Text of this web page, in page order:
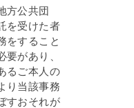
方公共団
を受けた者
をすること
要があり、
るご本人の
り当該事務
すおそれが